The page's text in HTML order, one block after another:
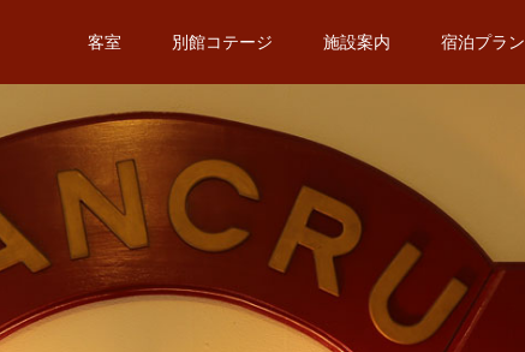
客室 別館コテージ 施設案内 宿泊プラン